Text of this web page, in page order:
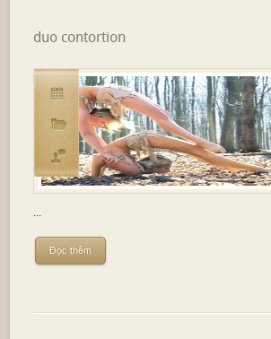
duo contortion
...
Đọc thêm